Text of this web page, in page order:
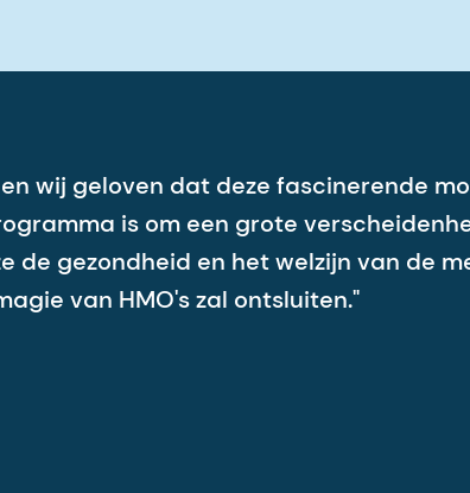
wij geloven dat deze fascinerende
is om een grote
gezondheid en het welzijn van de
van HMO's zal ontsluiten."